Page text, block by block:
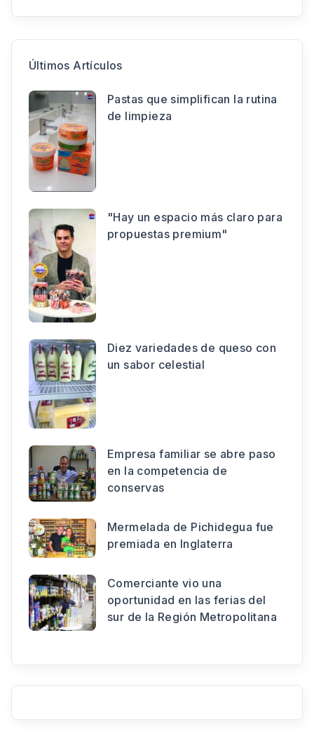
Últimos Artículos
Pastas que simplifican la rutina
de limpieza
"Hay un espacio más claro para
propuestas premium"
Diez variedades de queso con
un sabor celestial
Empresa familiar se abre paso
en la competencia de
conservas
Mermelada de Pichidegua fue
premiada en Inglaterra
Comerciante vio una
oportunidad en las ferias del
sur de la Región Metropolitana